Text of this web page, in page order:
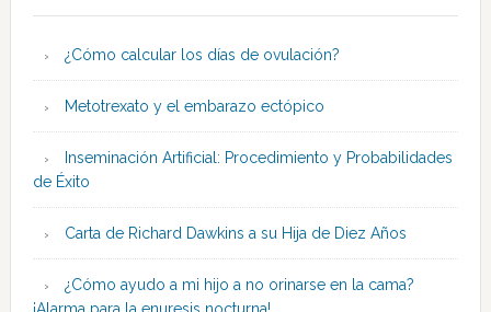
¿Cómo calcular los días de ovulación?
Metotrexato y el embarazo ectópico
Inseminación Artificial: Procedimiento y Probabilidades
de Éxito
Carta de Richard Dawkins a su Hija de Diez Años
¿Cómo ayudo a mi hijo a no orinarse en la cama?